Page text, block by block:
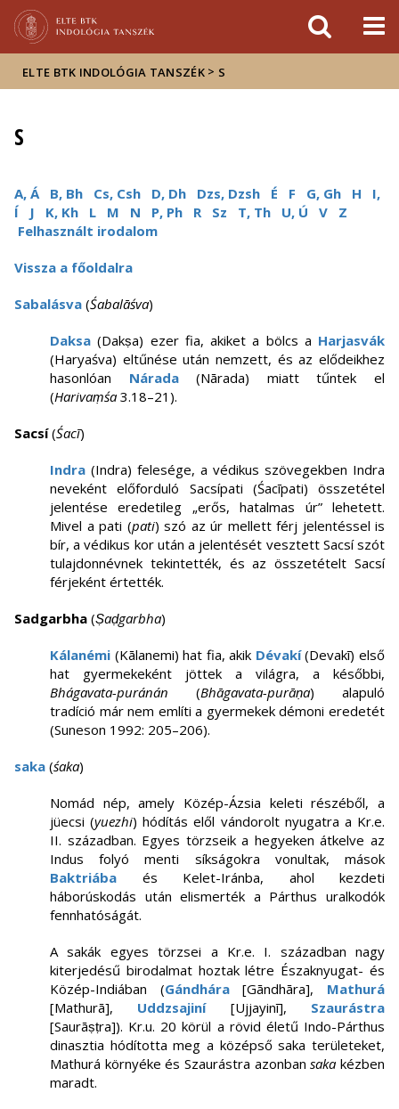
sajtóban
ELTE BTK INDOLÓGIA TANSZÉK > S
S
A, Á B, Bh Cs, Csh D, Dh Dzs, Dzsh É F G, Gh H
I,
Í
J K, Kh L M N P, Ph R Sz T, Th U, Ú V
Z
Felhasznált irodalom
Vissza a főoldalra
Sabalásva (Śabalāśva)
Daksa (Dakṣa) ezer fia, akiket a bölcs a Harjasvák
(Haryaśva) eltűnése után nemzett, és az elődeikhez
hasonlóan Nárada(Nārada) miatt tűntek el
(Harivaṃśa 3.18–21).
Sacsí(Śacī)
Indra (Indra) felesége, a védikus szövegekben Indra
neveként előforduló Sacsípati (Śacīpati) összetétel
jelentése eredetileg „erős, hatalmas úr” lehetett.
Mivel a pati (pati) szó az úr mellett férj jelentéssel is
bír, a védikus kor után a jelentését vesztett Sacsí szót
tulajdonnévnek tekintették, és az összetételt Sacsí
férjeként értették.
Sadgarbha (Ṣaḍgarbha)
Kálanémi (Kālanemi) hat fia, akik Dévakí(Devakī) első
hat gyermekeként jöttek a világra, a későbbi,
Bhágavata-puránán (Bhāgavata-purāṇa) alapuló
tradíció már nem említi a gyermekek démoni eredetét
(Suneson 1992: 205–206).
saka (śaka)
Nomád nép, amely Közép-Ázsia keleti részéből, a
jüecsi (yuezhi) hódítás elől vándorolt nyugatra a Kr.e.
II. században. Egyes törzseik a hegyeken átkelve az
Indus folyó menti síkságokra vonultak, mások
Baktriába és Kelet-Iránba, ahol kezdeti
háborúskodás után elismerték a Párthus uralkodók
fennhatóságát.
A sakák egyes törzsei a Kr.e. I. században nagy
kiterjedésű birodalmat hoztak létre Északnyugat- és
Közép-Indiában (Gándhára[Gāndhāra], Mathurá
[Mathurā], Uddzsajiní[Ujjayinī], Szaurástra
[Saurāṣṭra]). Kr.u. 20 körül a rövid életű Indo-Párthus
dinasztia hódította meg a középső saka területeket,
Mathurá környéke és Szaurástra azonbansakakézben
maradt.